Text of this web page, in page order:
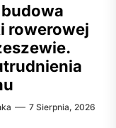
rowerowej
7 Sierpnia, 2026